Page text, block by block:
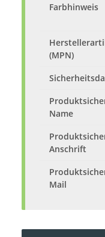
Farbhinweis
(MPN)
Name
Anschrift
Mail